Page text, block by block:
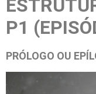
P1
PRÓLOGO OU